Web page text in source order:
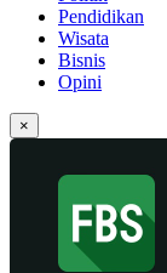
Pendidikan
Wisata
Bisnis
Opini
×